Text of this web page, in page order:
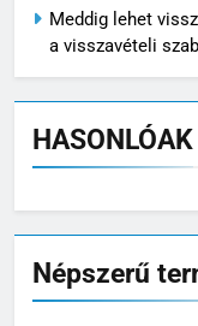
Meddig lehet
a visszavételi
HASONLÓAK
Népszerű